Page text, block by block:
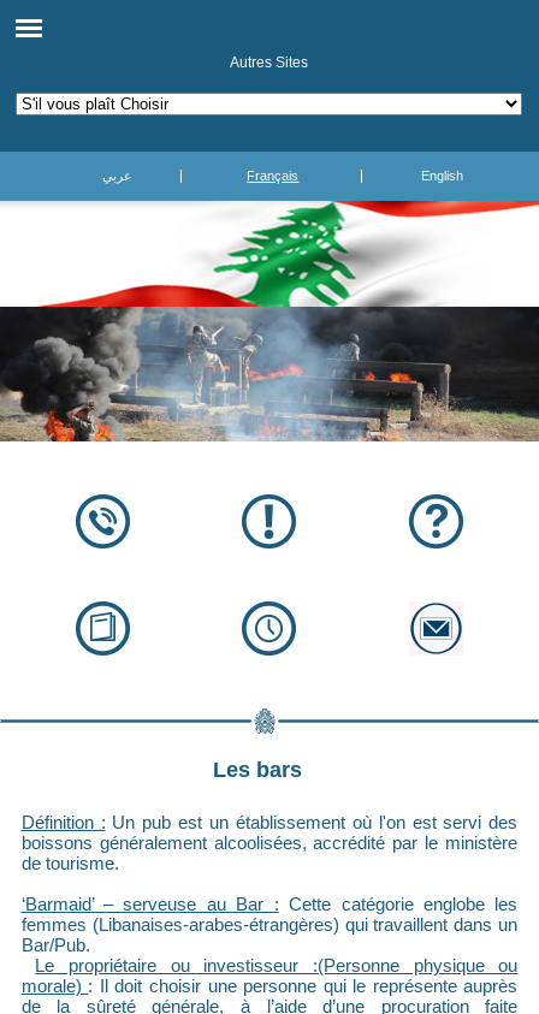
Autres Sites
عربي Français English
Les bars
Définition : Un pub est un établissement où l'on est servi des
boissons généralement alcoolisées, accrédité par le ministère
de tourisme.
‘Barmaid’ – serveuse au Bar : Cette catégorie englobe les
femmes (Libanaises-arabes-étrangères) qui travaillent dans un
Bar/Pub.
Le propriétaire ou investisseur :(Personne physique ou
morale) : Il doit choisir une personne qui le représente auprès
de la sûreté générale, à l’aide d’une procuration faite